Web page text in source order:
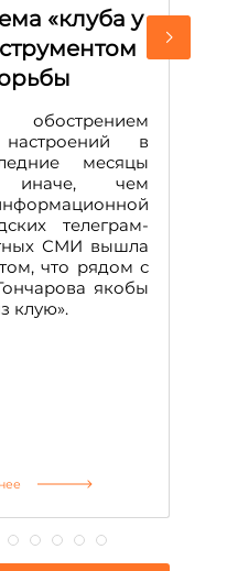
«клуба у
настроений в
месяцы
иначе, чем
телеграм-
СМИ вышла
что рядом с
якобы
клую».